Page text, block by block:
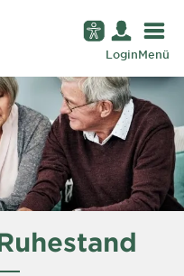
LoginMenü